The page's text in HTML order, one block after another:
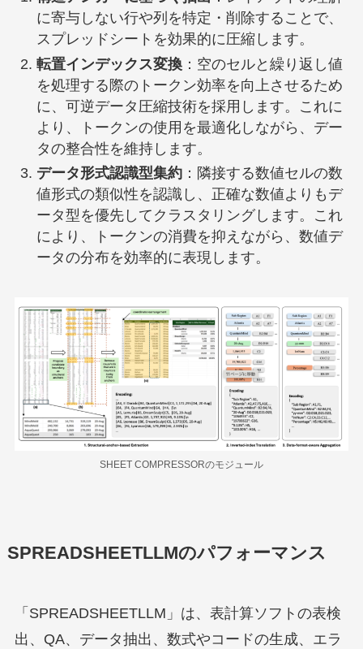
に寄与しない行や列を特定・削除することで、
スプレッドシートを効果的に圧縮します。
転置インデックス変換：空のセルと繰り返し値
を処理する際のトークン効率を向上させるため
に、可逆データ圧縮技術を採用します。これに
より、トークンの使用を最適化しながら、デー
タの整合性を維持します。
データ形式認識型集約：隣接する数値セルの数
値形式の類似性を認識し、正確な数値よりもデ
ータ型を優先してクラスタリングします。これ
により、トークンの消費を抑えながら、数値デ
ータの分布を効率的に表現します。
SHEET COMPRESSORのモジュール
SPREADSHEETLLMのパフォーマンス
「SPREADSHEETLLM」は、表計算ソフトの表検
出、QA、データ抽出、数式やコードの生成、エラ